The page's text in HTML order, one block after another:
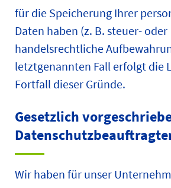
für die Speicherung Ihrer
Daten haben (z. B. steuer- oder
handelsrechtliche
letztgenannten Fall erfolgt die
Fortfall dieser Gründe.
Gesetzlich
Wir haben für unser